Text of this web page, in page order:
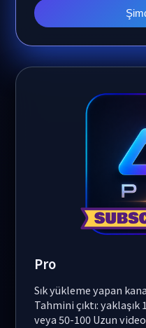
Pro
Sık yükleme yapan
Tahmini çıktı: yaklaşık
veya 50-100 Uzun